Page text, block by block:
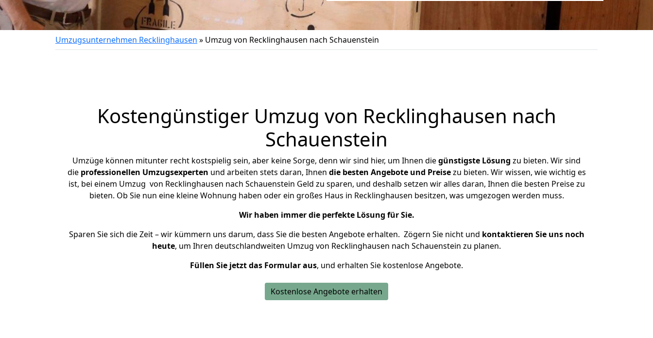
Umzugsunternehmen Recklinghausen » Umzug von Recklinghausen nach Schauenstein
Kostengünstiger Umzug von Recklinghausen nach
Schauenstein
Umzüge können mitunter recht kostspielig sein, aber keine Sorge, denn wir sind hier, um Ihnen diegünstigste Lösung zu bieten. Wir sind
die professionellen Umzugsexperten und arbeiten stets daran, Ihnen die besten Angebote und Preisezu bieten. Wir wissen, wie wichtig es
ist, bei einem Umzug von Recklinghausen nach Schauenstein Geld zu sparen, und deshalb setzen wir alles daran, Ihnen die besten Preise zu
bieten. Ob Sie nun eine kleine Wohnung haben oder ein großes Haus in Recklinghausen besitzen, was umgezogen werden muss.
Wir haben immer die perfekte Lösung für Sie.
Sparen Sie sich die Zeit – wir kümmern uns darum, dass Sie die besten Angebote erhalten. Zögern Sie nicht und kontaktieren Sie uns noch
heute, um Ihren deutschlandweiten Umzug von Recklinghausen nach Schauenstein zu planen.
Füllen Sie jetzt das Formular aus, und erhalten Sie kostenlose Angebote.
Kostenlose Angebote erhalten